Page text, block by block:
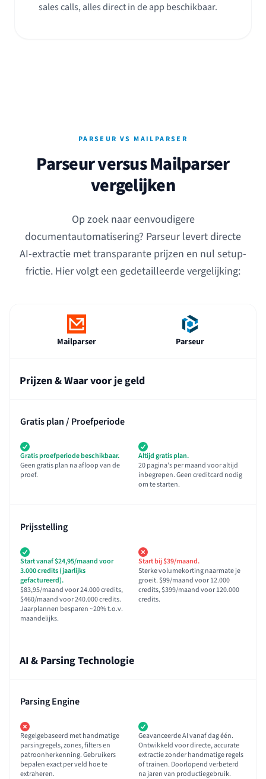
sales calls, alles direct in de app beschikbaar.
PARSEUR VS MAILPARSER
Parseur versus Mailparser
vergelijken
Op zoek naar eenvoudigere
documentautomatisering? Parseur levert directe
AI-extractie met transparante prijzen en nul setup-
frictie. Hier volgt een gedetailleerde vergelijking:
Mailparser Parseur
Prijzen & Waar voor je geld
Gratis plan / Proefperiode
Gratis proefperiode beschikbaar.
Geen gratis plan na afloop van de
proef.
Altijd gratis plan.
20 pagina’s per maand voor altijd
inbegrepen. Geen creditcard nodig
om te starten.
Prijsstelling
Start vanaf $24,95/maand voor
3.000 credits (jaarlijks
gefactureerd).
$83,95/maand voor 24.000 credits,
$460/maand voor 240.000 credits.
Jaarplannen besparen ~20% t.o.v.
maandelijks.
Start bij $39/maand.
Sterke volumekorting naarmate je
groeit. $99/maand voor 12.000
credits, $399/maand voor 120.000
credits.
AI & Parsing Technologie
Parsing Engine
Regelgebaseerd met handmatige
parsingregels, zones, filters en
patroonherkenning. Gebruikers
bepalen exact per veld hoe te
extraheren.
Geavanceerde AI vanaf dag één.
Ontwikkeld voor directe, accurate
extractie zonder handmatige regels
of trainen. Doorlopend verbeterd
na jaren van productiegebruik.